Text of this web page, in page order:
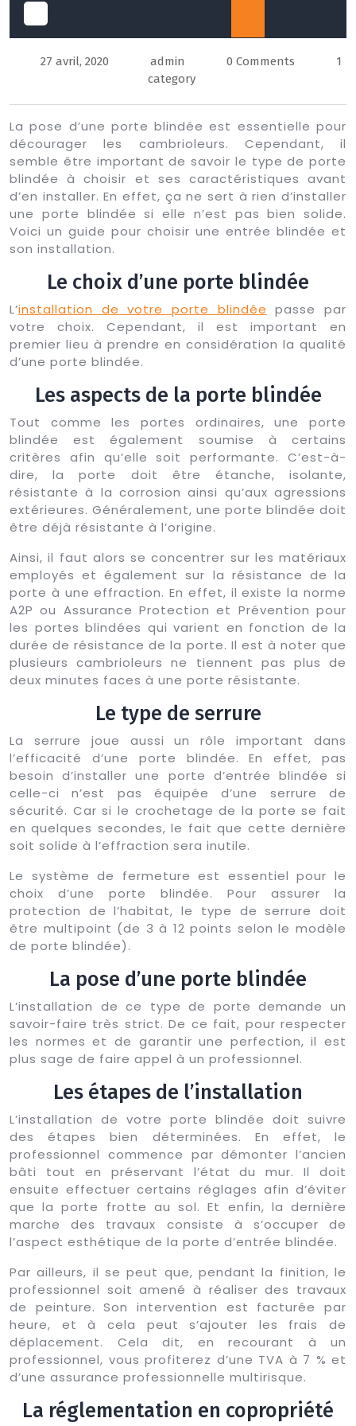
Open
27 avril, 2020 admin 0 Comments
1
category
La pose d’une porte blindée est essentielle pour
décourager les cambrioleurs. Cependant, il
semble être important de savoir le type de porte
blindée à choisir et ses caractéristiques avant
d’en installer. En effet, ça ne sert à rien d’installer
une porte blindée si elle n’est pas bien solide.
Voici un guide pour choisir une entrée blindée et
son installation.
Le choix d’une porte blindée
L’installation de votre porte blindée passe par
votre choix. Cependant, il est important en
premier lieu à prendre en considération la qualité
d’une porte blindée.
Les aspects de la porte blindée
Tout comme les portes ordinaires, une porte
blindée est également soumise à certains
critères afin qu’elle soit performante. C’est-à-
dire, la porte doit être étanche, isolante,
résistante à la corrosion ainsi qu’aux agressions
extérieures. Généralement, une porte blindée doit
être déjà résistante à l’origine.
Ainsi, il faut alors se concentrer sur les matériaux
employés et également sur la résistance de la
porte à une effraction. En effet, il existe la norme
A2P ou Assurance Protection et Prévention pour
les portes blindées qui varient en fonction de la
durée de résistance de la porte. Il est à noter que
plusieurs cambrioleurs ne tiennent pas plus de
deux minutes faces à une porte résistante.
Le type de serrure
La serrure joue aussi un rôle important dans
l’efficacité d’une porte blindée. En effet, pas
besoin d’installer une porte d’entrée blindée si
celle-ci n’est pas équipée d’une serrure de
sécurité. Car si le crochetage de la porte se fait
en quelques secondes, le fait que cette dernière
soit solide à l’effraction sera inutile.
Le système de fermeture est essentiel pour le
choix d’une porte blindée. Pour assurer la
protection de l’habitat, le type de serrure doit
être multipoint (de 3 à 12 points selon le modèle
de porte blindée).
La pose d’une porte blindée
L’installation de ce type de porte demande un
savoir-faire très strict. De ce fait, pour respecter
les normes et de garantir une perfection, il est
plus sage de faire appel à un professionnel.
Les étapes de l’installation
L’installation de votre porte blindée doit suivre
des étapes bien déterminées. En effet, le
professionnel commence par démonter l’ancien
bâti tout en préservant l’état du mur. Il doit
ensuite effectuer certains réglages afin d’éviter
que la porte frotte au sol. Et enfin, la dernière
marche des travaux consiste à s’occuper de
l’aspect esthétique de la porte d’entrée blindée.
Par ailleurs, il se peut que, pendant la finition, le
professionnel soit amené à réaliser des travaux
de peinture. Son intervention est facturée par
heure, et à cela peut s’ajouter les frais de
déplacement. Cela dit, en recourant à un
professionnel, vous profiterez d’une TVA à 7 % et
d’une assurance professionnelle multirisque.
La réglementation en copropriété